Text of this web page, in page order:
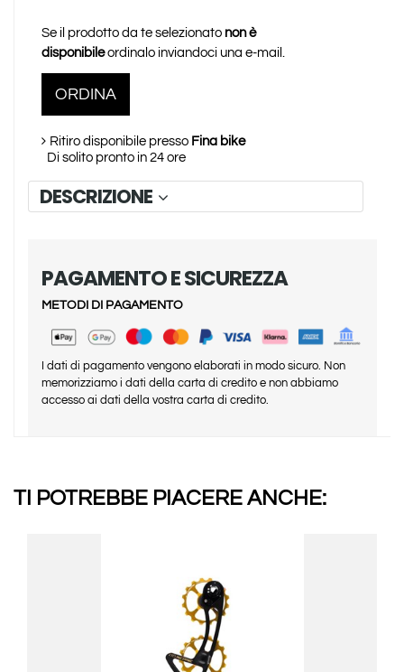
Se il prodotto da te selezionato non è
disponibileordinalo inviandoci una e-mail.
ORDINA
Ritiro disponibile presso Fina bike
Di solito pronto in 24 ore
DESCRIZIONE
PAGAMENTO E SICUREZZA
METODI DI PAGAMENTO
I dati di pagamento vengono elaborati in modo sicuro. Non
memorizziamo i dati della carta di credito e non abbiamo
accesso ai dati della vostra carta di credito.
TI POTREBBE PIACERE ANCHE: